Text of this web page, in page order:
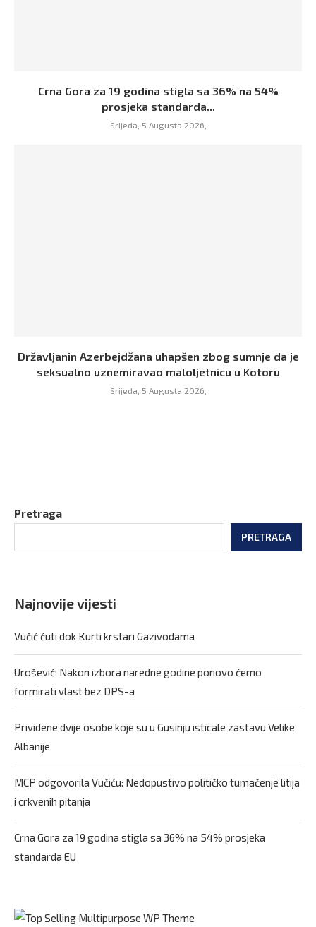
Crna Gora za 19 godina stigla sa 36% na 54%
prosjeka standarda...
Srijeda, 5 Augusta 2026,
Državljanin Azerbejdžana uhapšen zbog sumnje da je
seksualno uznemiravao maloljetnicu u Kotoru
Srijeda, 5 Augusta 2026,
Pretraga
PRETRAGA
Najnovije vijesti
Vučić ćuti dok Kurti krstari Gazivodama
Urošević: Nakon izbora naredne godine ponovo ćemo
formirati vlast bez DPS-a
Prividene dvije osobe koje su u Gusinju isticale zastavu Velike
Albanije
MCP odgovorila Vučiću: Nedopustivo političko tumačenje litija
i crkvenih pitanja
Crna Gora za 19 godina stigla sa 36% na 54% prosjeka
standarda EU